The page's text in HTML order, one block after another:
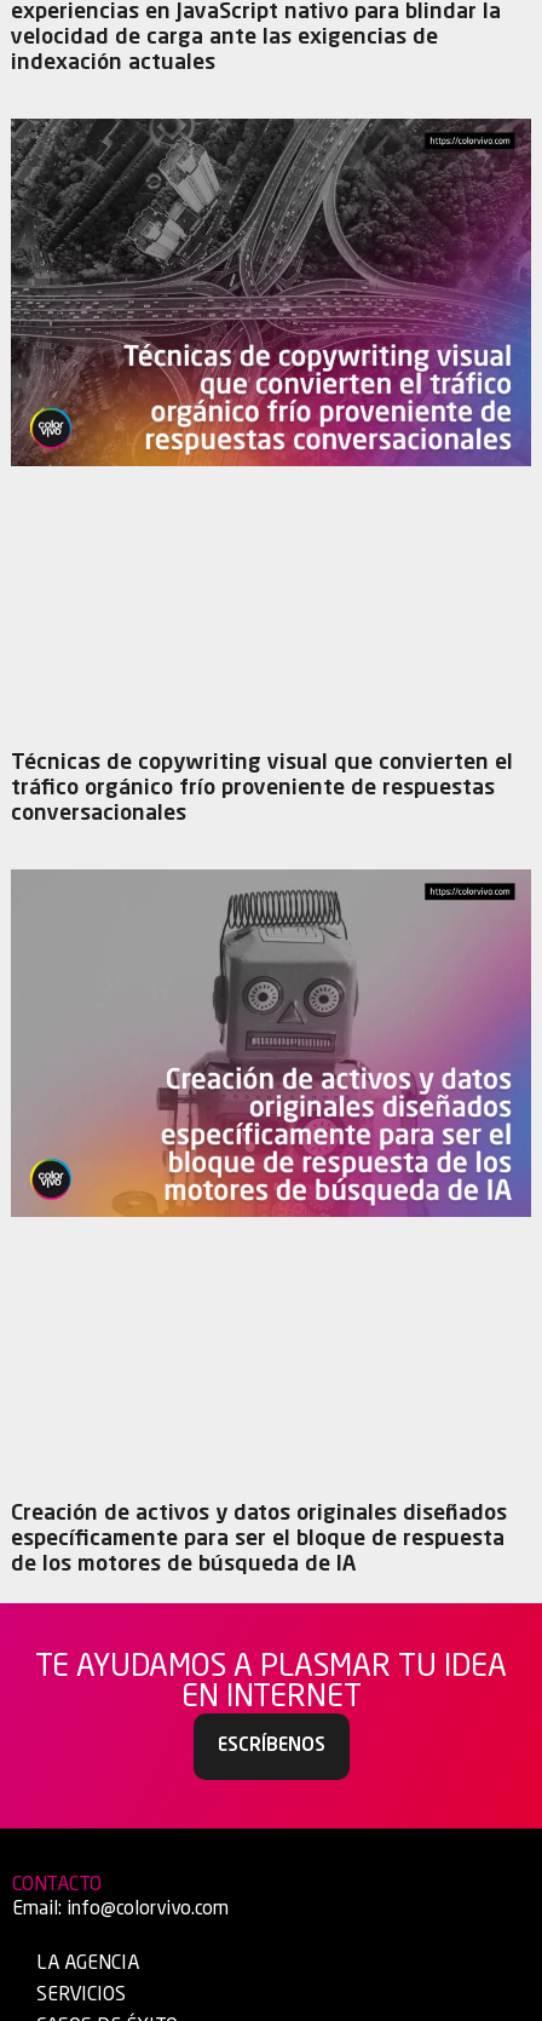
experiencias en JavaScript nativo para blindar la
velocidad de carga ante las exigencias de
indexación actuales
Técnicas de copywriting visual que convierten el
tráfico orgánico frío proveniente de respuestas
conversacionales
Creación de activos y datos originales diseñados
específicamente para ser el bloque de respuesta
de los motores de búsqueda de IA
TE AYUDAMOS A PLASMAR TU IDEA
EN INTERNET
ESCRÍBENOS
CONTACTO
Email: info@colorvivo.com
LA AGENCIA
SERVICIOS